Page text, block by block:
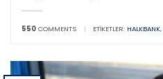
550 COMMENTS | ETIKETLER: HALKBANK,